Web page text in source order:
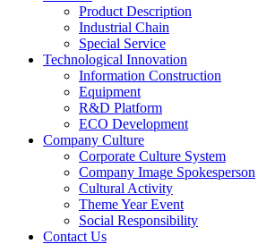
Product Description
Industrial Chain
Special Service
Technological Innovation
Information Construction
Equipment
R&D Platform
ECO Development
Company Culture
Corporate Culture System
Company Image Spokesperson
Cultural Activity
Theme Year Event
Social Responsibility
Contact Us